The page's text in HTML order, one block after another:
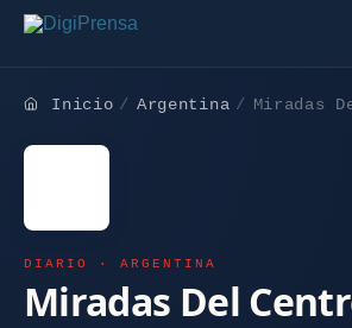
Inicio Argentina Miradas
DIARIO · ARGENTINA
Miradas Del